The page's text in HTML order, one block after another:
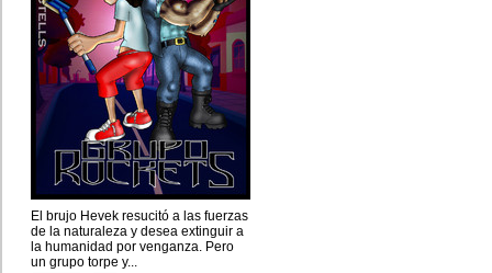
El brujo Hevek resucitó a las fuerzas
de la naturaleza y desea extinguir a
la humanidad por venganza. Pero
un grupo torpe y...